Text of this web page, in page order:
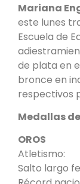
Mariana
este lunes
Escuela de
de plata en
bronce en
respectivos
Medallas
OROS
Atletismo:
Salto largo